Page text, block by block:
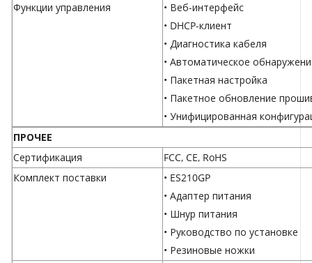
Функции управления
• Веб-интерфейс
• DHCP-клиент
• Диагностика кабеля
• Автоматическое
• Пакетная настройка
• Пакетное обновление
• Унифицированная
ПРОЧЕЕ
Сертификация
FCC, CE, RoHS
Комплект поставки
• ES210GP
• Адаптер питания
• Шнур питания
• Руководство по установке
• Резиновые ножки